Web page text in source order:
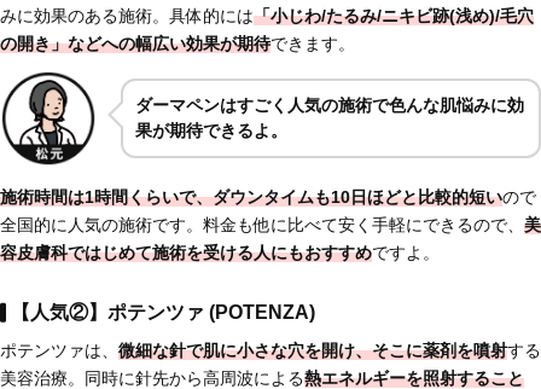
みに効果のある施術。具体的には「小じわ/たるみ/ニキビ跡(浅め)/毛穴
の開き」などへの幅広い効果が期待できます。
ダーマペンはすごく人気の施術で色んな肌悩みに効
果が期待できるよ。
施術時間は1時間くらいで、ダウンタイムも10日ほどと比較的短いので
全国的に人気の施術です。料金も他に比べて安く手軽にできるので、 美
容皮膚科ではじめて施術を受ける人にもおすすめですよ。
【人気②】ポテンツァ (POTENZA)
ポテンツァは、 微細な針で肌に小さな穴を開け、そこに薬剤を噴射する
美容治療。同時に針先から高周波による熱エネルギーを照射すること